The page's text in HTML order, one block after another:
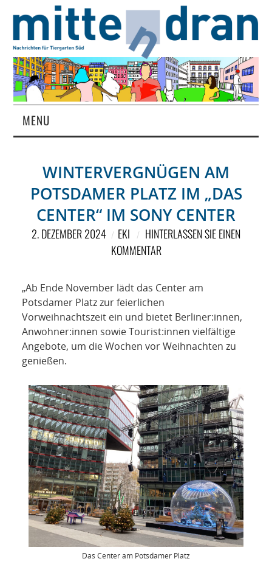
MENU
MAGAZIN
ÜBER UNS
RUBRIKEN
SPONSORING
KONTAKT
WINTERVERGNÜGEN AM
POTSDAMER PLATZ IM „DAS
CENTER“ IM SONY CENTER
2. DEZEMBER 2024 EKI
HINTERLASSEN SIE EINEN
KOMMENTAR
„Ab Ende November lädt das Center am
Potsdamer Platz zur feierlichen
Vorweihnachtszeit ein und bietet Berliner:innen,
Anwohner:innen sowie Tourist:innen vielfältige
Angebote, um die Wochen vor Weihnachten zu
genießen.
Das Center am Potsdamer Platz